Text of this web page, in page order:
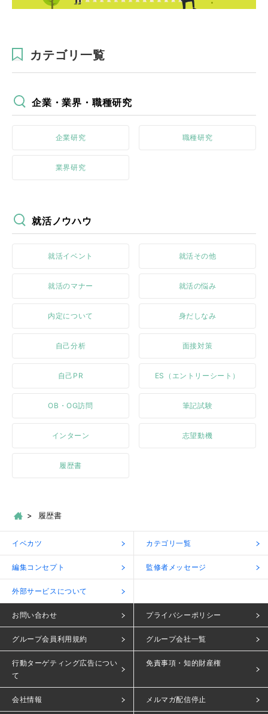
カテゴリ一覧
企業・業界・職種研究
企業研究 職種研究
業界研究
就活ノウハウ
就活イベント 就活その他
就活のマナー 就活の悩み
内定について 身だしなみ
自己分析 面接対策
自己PR ES（エントリーシート）
OB・OG訪問 筆記試験
インターン 志望動機
履歴書
履歴書
イベカツ カテゴリ一覧
編集コンセプト 監修者メッセージ
外部サービスについて
お問い合わせ プライバシーポリシー
グループ会員利用規約 グループ会社一覧
行動ターゲティング広告につい
て
免責事項・知的財産権
会社情報 メルマガ配信停止